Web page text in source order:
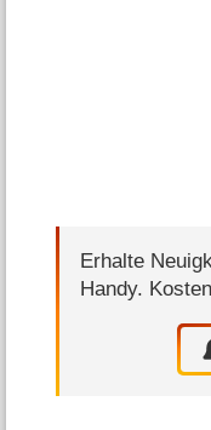
Erhalte
Handy.